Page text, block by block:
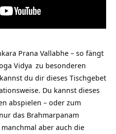
Prana Vallabhe – so fängt
Vidya zu besonderen
du dir dieses Tischgebet
Du kannst dieses
abspielen – oder zum
das Brahmarpanam
aber auch die